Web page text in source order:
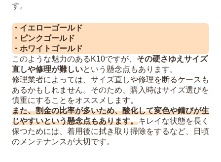
す。
・イエローゴールド
・ピンクゴールド
・ホワイトゴールド
このような魅力のあるK10ですが、 その硬さゆえサイズ
直しや修理が難しいという懸念点もあります。
修理業者によっては、サイズ直しや修理を断るケースも
あるかもしれません。そのため、購入時はサイズ選びを
慎重にすることをオススメします。
また、割金の比率が多いため、酸化して変色や錆びが生
じやすいという懸念点もあります。キレイな状態を長く
保つためには、着用後に拭き取り掃除をするなど、日頃
のメンテナンスが大切です。